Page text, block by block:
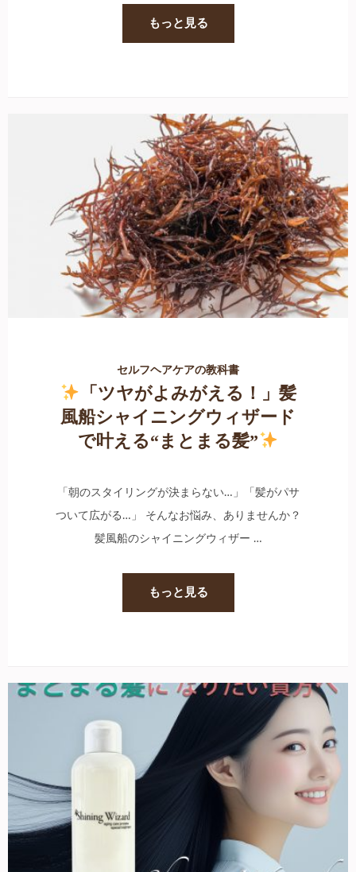
もっと見る
セルフヘアケアの教科書
「ツヤがよみがえる！」髪
風船シャイニングウィザード
で叶える“まとまる髪”
「朝のスタイリングが決まらない…」「髪がパサ
ついて広がる…」 そんなお悩み、ありませんか？
髪風船のシャイニングウィザー …
もっと見る